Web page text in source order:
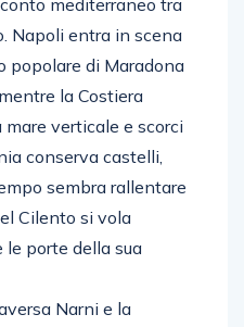
mediterraneo tra
Napoli entra in scena
popolare di Maradona
la Costiera
verticale e scorci
conserva castelli,
sembra rallentare
Cilento si vola
le porte della sua
Narni e la